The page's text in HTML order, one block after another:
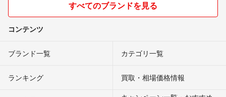
すべてのブランドを見る
コンテンツ
ブランド一覧 カテゴリ一覧
ランキング 買取・相場価格情報